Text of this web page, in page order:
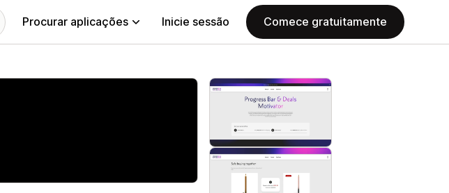
Procurar aplicações Inicie sessão Comece gratuitamente